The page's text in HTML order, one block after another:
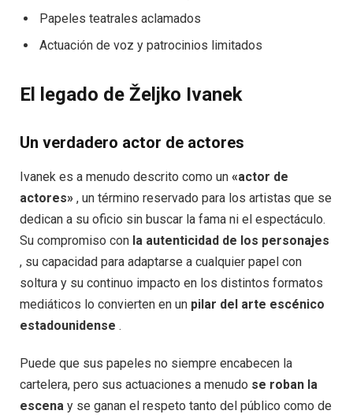
Papeles teatrales aclamados
Actuación de voz y patrocinios limitados
El legado de Željko Ivanek
Un verdadero actor de actores
Ivanek es a menudo descrito como un «actor de
actores» , un término reservado para los artistas que se
dedican a su oficio sin buscar la fama ni el espectáculo.
Su compromiso con la autenticidad de los personajes
, su capacidad para adaptarse a cualquier papel con
soltura y su continuo impacto en los distintos formatos
mediáticos lo convierten en un pilar del arte escénico
estadounidense .
Puede que sus papeles no siempre encabecen la
cartelera, pero sus actuaciones a menudo se roban la
escena y se ganan el respeto tanto del público como de